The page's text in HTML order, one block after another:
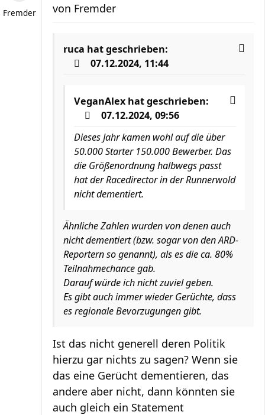
Fremder von Fremder
ruca hat geschrieben:
07.12.2024, 11:44
VeganAlex hat geschrieben:
07.12.2024, 09:56
Dieses Jahr kamen wohl auf die über
50.000 Starter 150.000 Bewerber. Das
die Größenordnung halbwegs passt
hat der Racedirector in der Runnerwold
nicht dementiert.
Ähnliche Zahlen wurden von denen auch
nicht dementiert (bzw. sogar von den ARD-
Reportern so genannt), als es die ca. 80%
Teilnahmechance gab.
Darauf würde ich nicht zuviel geben.
Es gibt auch immer wieder Gerüchte, dass
es regionale Bevorzugungen gibt.
Ist das nicht generell deren Politik
hierzu gar nichts zu sagen? Wenn sie
das eine Gerücht dementieren, das
andere aber nicht, dann könnten sie
auch gleich ein Statement